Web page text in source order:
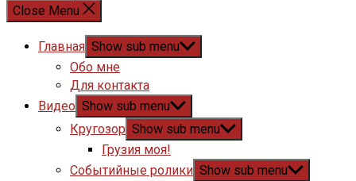
Close Menu
Главная Show sub menu
Обо мне
Для контакта
Видео Show sub menu
Кругозор Show sub menu
Грузия моя!
Событийные ролики Show sub menu